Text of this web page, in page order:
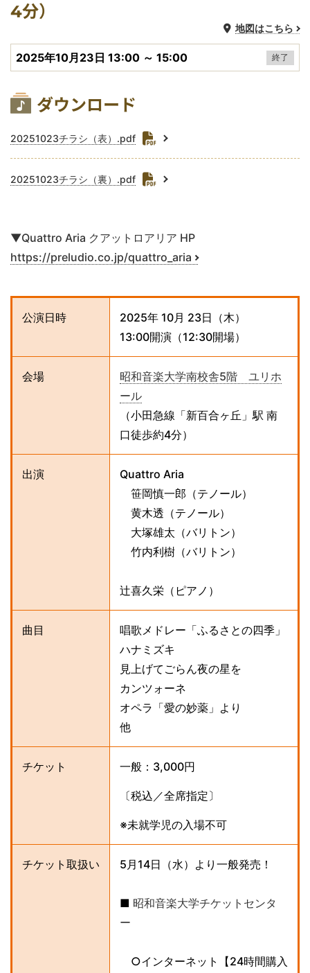
4分）
地図はこちら
開催日時
2025年10月23日 13:00 ～ 15:00 終了
関連資料ダウンロード
ダウンロード
ファイル
20251023チラシ（表）.pdf
ファイル
20251023チラシ（裏）.pdf
▼Quattro Aria クアットロアリア HP
https://preludio.co.jp/quattro_aria
公演日時
2025年 10月 23日（木）
13:00開演（12:30開場）
会場
昭和音楽大学南校舎5階 ユリホ
ール
（小田急線「新百合ヶ丘」駅 南
口徒歩約4分）
出演
Quattro Aria
笹岡慎一郎（テノール）
黄木透（テノール）
大塚雄太（バリトン）
竹内利樹（バリトン）
辻喜久栄（ピアノ）
曲目
唱歌メドレー「ふるさとの四季」
ハナミズキ
見上げてごらん夜の星を
カンツォーネ
オペラ「愛の妙薬」より
他
チケット 一般：3,000円
〔税込／全席指定〕
※未就学児の入場不可
チケット取扱い 5月14日（水）より一般発売！
■ 昭和音楽大学チケットセンタ
ー
○インターネット【24時間購入